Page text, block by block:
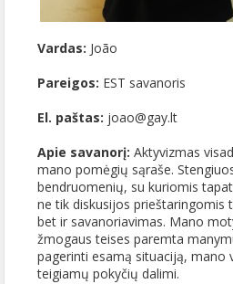
Vardas: João
Pareigos: EST savanoris
El. paštas: joao@gay.lt
Apie savanorį: Aktyvizmas
mano pomėgių sąraše.
bendruomenių, su kuriomis
ne tik diskusijos prieštaringomis
bet ir savanoriavimas. Mano
žmogaus teises paremta
pagerinti esamą situaciją, mano
teigiamų pokyčių dalimi.